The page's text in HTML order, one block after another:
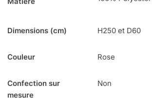
Dimensions (cm) H250 et D60
Couleur Rose
Confection sur
mesure
Non